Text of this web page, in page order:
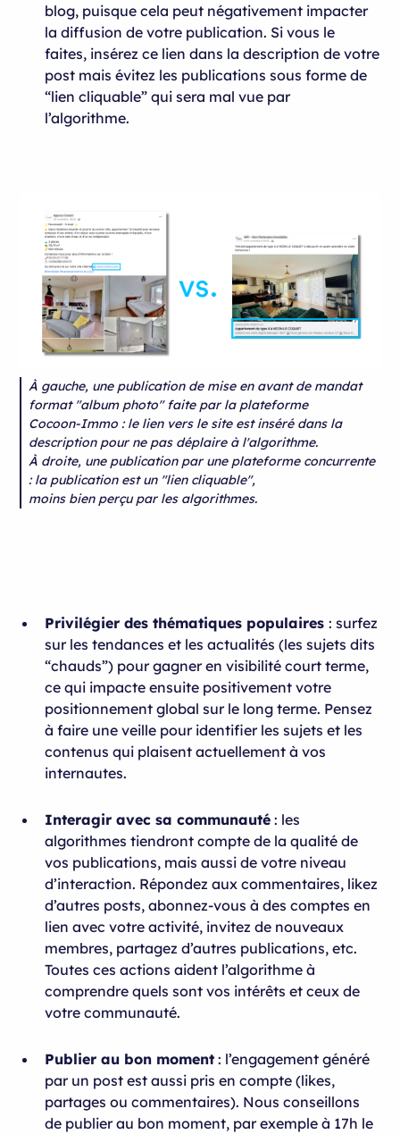
blog, puisque cela peut négativement impacter
la diffusion de votre publication. Si vous le
faites, insérez ce lien dans la description de votre
post mais évitez les publications sous forme de
“lien cliquable” qui sera mal vue par
l’algorithme.
À gauche, une publication de mise en avant de mandat
format "album photo" faite par la plateforme
Cocoon-Immo : le lien vers le site est inséré dans la
description pour ne pas déplaire à l'algorithme.
À droite, une publication par une plateforme concurrente
: la publication est un "lien cliquable",
moins bien perçu par les algorithmes.
Privilégier des thématiques populaires: surfez
sur les tendances et les actualités (les sujets dits
“chauds”) pour gagner en visibilité court terme,
ce qui impacte ensuite positivement votre
positionnement global sur le long terme. Pensez
à faire une veille pour identifier les sujets et les
contenus qui plaisent actuellement à vos
internautes.
Interagir avec sa communauté : les
algorithmes tiendront compte de la qualité de
vos publications, mais aussi de votre niveau
d’interaction. Répondez aux commentaires, likez
d’autres posts, abonnez-vous à des comptes en
lien avec votre activité, invitez de nouveaux
membres, partagez d’autres publications, etc.
Toutes ces actions aident l’algorithme à
comprendre quels sont vos intérêts et ceux de
votre communauté.
Publier au bon moment : l’engagement généré
par un post est aussi pris en compte (likes,
partages ou commentaires). Nous conseillons
de publier au bon moment, par exemple à 17h le